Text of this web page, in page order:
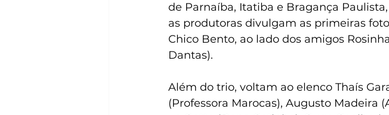
de Parnaíba, Itatiba e Bragança
as produtoras divulgam as primeiras
Chico Bento, ao lado dos amigos
Dantas).
Além do trio, voltam ao elenco Thaís
(Professora Marocas), Augusto Madeira